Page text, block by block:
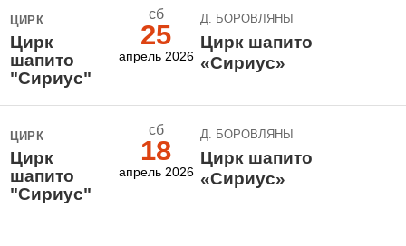
ЦИРК
Цирк
шапито
"Сириус"
сб
25
апрель 2026
Д. БОРОВЛЯНЫ
Цирк шапито
«Сириус»
ЦИРК
Цирк
шапито
"Сириус"
сб
18
апрель 2026
Д. БОРОВЛЯНЫ
Цирк шапито
«Сириус»